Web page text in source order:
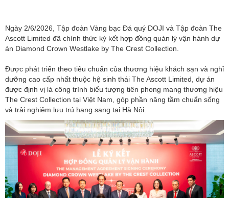
Ngày 2/6/2026, Tập đoàn Vàng bạc Đá quý DOJI và Tập đoàn The
Ascott Limited đã chính thức ký kết hợp đồng quản lý vận hành dự
án Diamond Crown Westlake by The Crest Collection.
Được phát triển theo tiêu chuẩn của thương hiệu khách sạn và nghỉ
dưỡng cao cấp nhất thuộc hệ sinh thái The Ascott Limited, dự án
được định vị là công trình biểu tượng tiên phong mang thương hiệu
The Crest Collection tại Việt Nam, góp phần nâng tầm chuẩn sống
và trải nghiệm lưu trú hạng sang tại Hà Nội.